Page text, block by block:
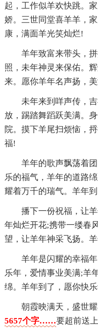
起，工作似羊欢快跳。
娇。三世同堂喜羊羊，
康，满面羊光笑灿烂!
羊年致富来带头，
照，未年神灵来保佑。
来。愿你羊年名声扬，美
未年来到咩声传，
放，踢踏舞蹈跃美满。
院。摸下羊尾扫烦恼，
福!
羊年的歌声飘荡着
乐的福气，羊年的道路
耀着万千的瑞气。羊年
播下一份祝福，让
年灿烂开花;携带一缕春
望，让羊年神采飞扬。
羊年是闪耀的幸福
乐年，爱情事业美满;羊
绵。羊年到了，愿你快乐
朝霞映满天，盛世
5657个字……要超前送